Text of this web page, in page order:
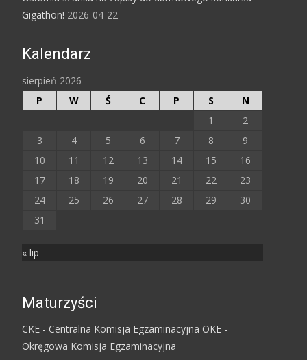
Gigathon! 2026-04-22
Kalendarz
sierpień 2026
P
W Ś C P S
N
1
2
3
4 5 6 7 8
9
10
11 12 13 14 15
16
17
18 19 20 21 22
23
24
25 26 27 28 29
30
31
« lip
Maturzyści
CKE - Centralna Komisja Egzaminacyjna OKE -
Okręgowa Komisja Egzaminacyjna